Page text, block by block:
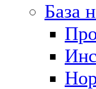
База